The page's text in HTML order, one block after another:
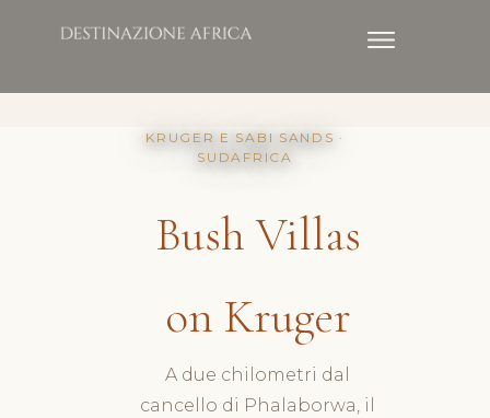
KRUGER E SABI SANDS ·
SUDAFRICA
Bush Villas
on Kruger
A due chilometri dal
cancello di Phalaborwa, il